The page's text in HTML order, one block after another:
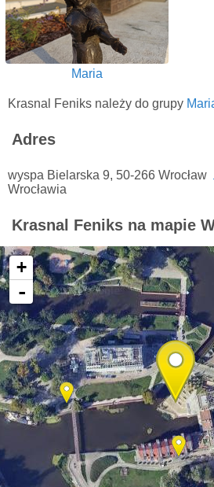
Maria
Krasnal Feniks należy do grupy
Adres
wyspa Bielarska 9, 50-266 Wrocław
Wrocławia
Krasnal Feniks na mapie
+
-